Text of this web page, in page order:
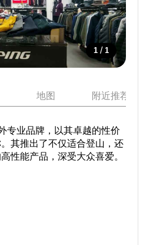
1 / 1
地图 附近推荐景点
专业品牌，以其卓越的性价
其推出了不仅适合登山，还
性能产品，深受大众喜爱。